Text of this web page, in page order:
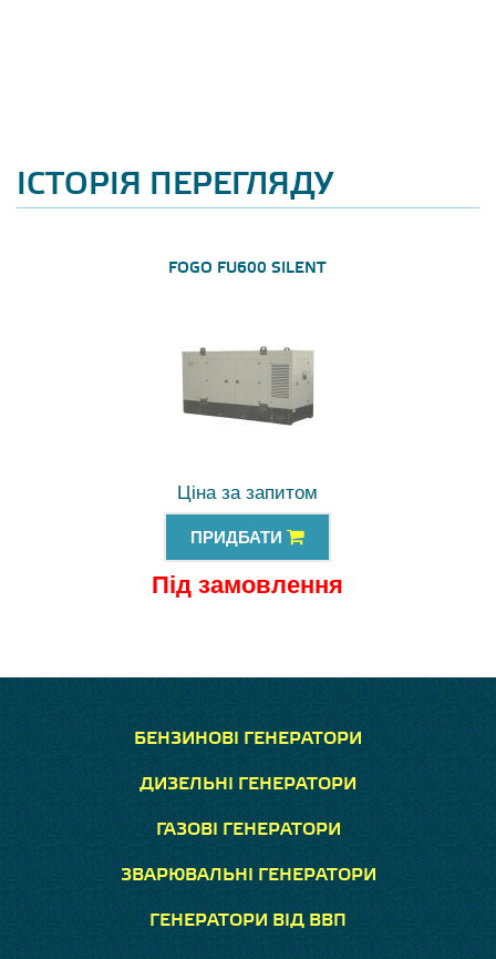
ІСТОРІЯ ПЕРЕГЛЯДУ
FOGO FU600 SILENT
Ціна за запитом
ПРИДБАТИ
Під замовлення
БЕНЗИНОВІ ГЕНЕРАТОРИ
ДИЗЕЛЬНІ ГЕНЕРАТОРИ
ГАЗОВІ ГЕНЕРАТОРИ
ЗВАРЮВАЛЬНІ ГЕНЕРАТОРИ
ГЕНЕРАТОРИ ВІД ВВП